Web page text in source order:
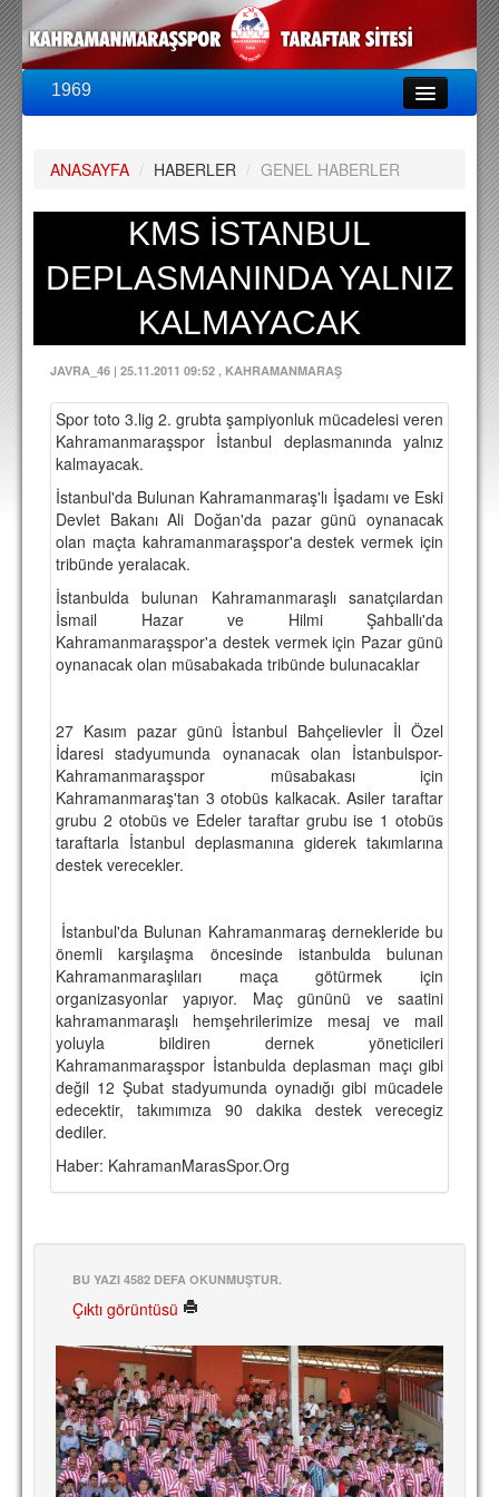
1969
PUAN DURUMU
FİKSTÜR
A TAKIM KADROSU
TEKNİK KADRO
TRANSFERLER
TARAFTAR
BİLETLER
DEPLASMAN
LİSANSLI ÜRÜNLER
MULTİMEDYA
FOTOĞRAF & VİDEOLAR
KULÜP
AMBLEM
SPOR TESİSLERİ
YÖNETİM KURULU
SPONSORLAR
TARİHÇE
TARİHİ BAŞARILAR
BASINDAN
KUPA MAÇLARI
ESKİ HOCALAR
HAKKIMIZDA
MİSYON
HAKKIMIZDA
İRTİBAT
SİTE İSTATİSTİKLERİ
REKLAM YAYINI
ANASAYFA / HABERLER / GENEL HABERLER
KMS İSTANBUL
DEPLASMANINDA YALNIZ
KALMAYACAK
JAVRA_46 | 25.11.2011 09:52 , KAHRAMANMARAŞ
Spor toto 3.lig 2. grubta şampiyonluk mücadelesi veren
Kahramanmaraşspor İstanbul deplasmanında yalnız
kalmayacak.
İstanbul'da Bulunan Kahramanmaraş'lı İşadamı ve Eski
Devlet Bakanı Ali Doğan'da pazar günü oynanacak
olan maçta kahramanmaraşspor'a destek vermek için
tribünde yeralacak.
İstanbulda bulunan Kahramanmaraşlı sanatçılardan
İsmail Hazar ve Hilmi Şahballı'da
Kahramanmaraşspor'a destek vermek için Pazar günü
oynanacak olan müsabakada tribünde bulunacaklar
27 Kasım pazar günü İstanbul Bahçelievler İl Özel
İdaresi stadyumunda oynanacak olan İstanbulspor-
Kahramanmaraşspor müsabakası için
Kahramanmaraş'tan 3 otobüs kalkacak. Asiler taraftar
grubu 2 otobüs ve Edeler taraftar grubu ise 1 otobüs
taraftarla İstanbul deplasmanına giderek takımlarına
destek verecekler.
İstanbul'da Bulunan Kahramanmaraş dernekleride bu
önemli karşılaşma öncesinde istanbulda bulunan
Kahramanmaraşlıları maça götürmek için
organizasyonlar yapıyor. Maç gününü ve saatini
kahramanmaraşlı hemşehrilerimize mesaj ve mail
yoluyla bildiren dernek yöneticileri
Kahramanmaraşspor İstanbulda deplasman maçı gibi
değil 12 Şubat stadyumunda oynadığı gibi mücadele
edecektir, takımımıza 90 dakika destek verecegiz
dediler.
Haber: KahramanMarasSpor.Org
BU YAZI 4582 DEFA OKUNMUŞTUR.
Çıktı görüntüsü